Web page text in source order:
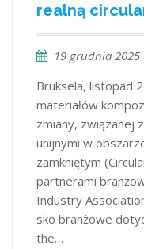
realną
19 grudnia 2025
Bruksela, listopad
materiałów
zmiany, związanej
unijnymi w
zamkniętym
partnerami
Industry
sko branżowe
the…